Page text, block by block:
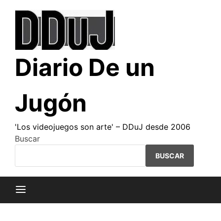
Diario De un
Jugón
'Los videojuegos son arte' – DDuJ desde 2006
Buscar
BUSCAR